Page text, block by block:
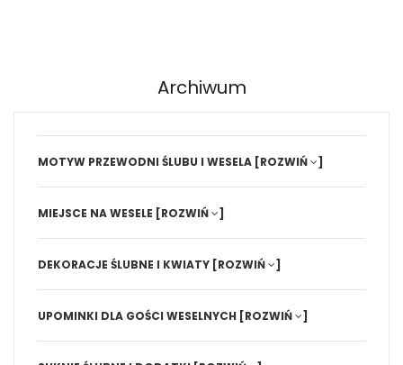
Archiwum
MOTYW PRZEWODNI ŚLUBU I WESELA [ROZWIŃ ]
MIEJSCE NA WESELE [ROZWIŃ ]
DEKORACJE ŚLUBNE I KWIATY [ROZWIŃ ]
UPOMINKI DLA GOŚCI WESELNYCH [ROZWIŃ ]